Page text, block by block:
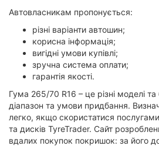
Автовласникам пропонується:
різні варіанти автошин;
корисна інформація;
вигідні умови купівлі;
зручна система оплати;
гарантія якості.
Гума 265/70 R16 – це різні моделі
діапазон та умови придбання.
легко, якщо скористатися
та дисків TyreTrader. Сайт
вдалих покупок покришок: за його